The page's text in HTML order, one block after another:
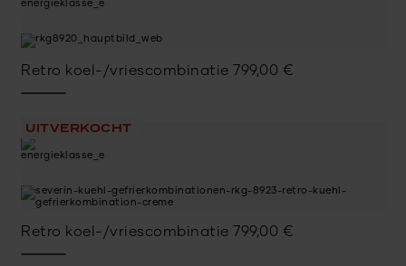
Retro koel-/vriescombinatie 799,00 €
UITVERKOCHT
Retro koel-/vriescombinatie 799,00 €